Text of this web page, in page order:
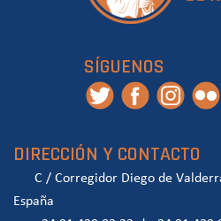
SÍGUENOS
DIRECCIÓN Y CONTACTO
C / Corregidor Diego de
España